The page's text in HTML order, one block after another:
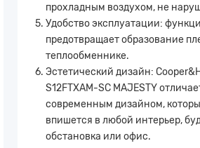
прохладным воздухом, не
Удобство эксплуатации:
предотвращает образование
теплообменнике.
Эстетический дизайн:
S12FTXAM-SC MAJESTY
современным дизайном,
впишется в любой интерьер,
обстановка или офис.